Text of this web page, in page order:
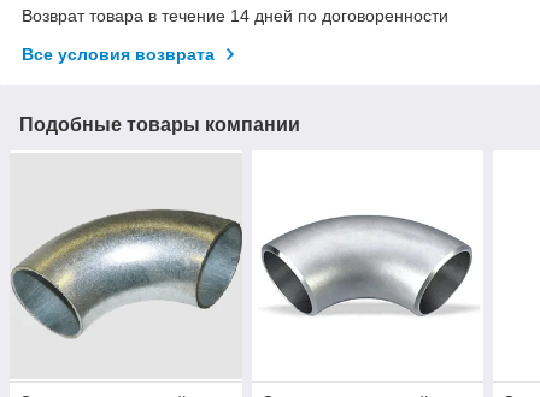
Возврат товара в течение 14 дней по договоренности
Все условия возврата
Подобные товары компании